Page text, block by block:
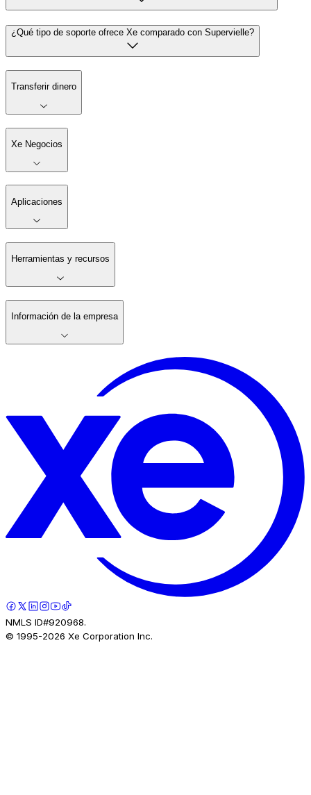
¿Qué tipo de soporte ofrece Xe comparado con Supervielle?
Transferir dinero
Xe Negocios
Aplicaciones
Herramientas y recursos
Información de la empresa
NMLS ID#920968.
© 1995-2026 Xe Corporation Inc.